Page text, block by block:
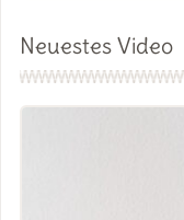
Neuestes Video